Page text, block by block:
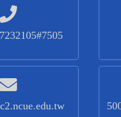
儲存在控管嚴密的設施內
於使用者的電腦中。
可透過合法程序向本站調